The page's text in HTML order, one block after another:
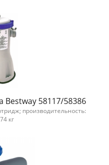
Bestway 58117/58386
производительность:
кг